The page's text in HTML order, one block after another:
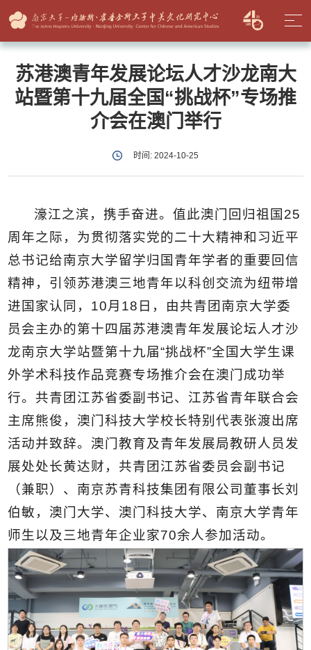
苏港澳青年发展论坛人才沙龙南大
站暨第十九届全国“挑战杯”专场推
介会在澳门举行
时间: 2024-10-25
濠江之滨，携手奋进。值此澳门回归祖国25
周年之际，为贯彻落实党的二十大精神和习近平
总书记给南京大学留学归国青年学者的重要回信
精神，引领苏港澳三地青年以科创交流为纽带增
进国家认同，10月18日，由共青团南京大学委
员会主办的第十四届苏港澳青年发展论坛人才沙
龙南京大学站暨第十九届“挑战杯”全国大学生课
外学术科技作品竞赛专场推介会在澳门成功举
行。共青团江苏省委副书记、江苏省青年联合会
主席熊俊，澳门科技大学校长特别代表张渡出席
活动并致辞。澳门教育及青年发展局教研人员发
展处处长黄达财，共青团江苏省委员会副书记
（兼职）、南京苏青科技集团有限公司董事长刘
伯敏，澳门大学、澳门科技大学、南京大学青年
师生以及三地青年企业家70余人参加活动。